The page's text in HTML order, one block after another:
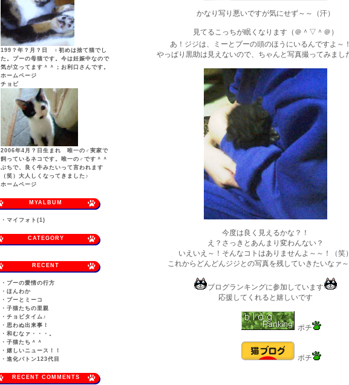
199？年？月？日 ♀初めは捨て猫でし
た。プーの母猫です。今は妊娠中なので
気が立ってます＾＾；お利口さんです。
ホームページ
チョビ
2006年4月？日生まれ 唯一の♂実家で
飼っているネコです。唯一の♂です＾＾
ぶちで、良く牛みたいって言われます
（笑）大人しくなってきました♪
ホームページ
MYALBUM
・ マイフォト(1)
CATEGORY
RECENT
・ プーの愛情の行方
・ ほんわか
・ プーとミーコ
・ 子猫たちの里親
・ チョビタイム♪
・ 思わぬ出来事！
・ 和むなァ・・・。
・ 子猫たち＾＾
・ 嬉しいニュース！！
・ 進化バトン123代目
RECENT COMMENTS
かなり写り悪いですが気にせず～～（汗）
見てるこっちが眠くなります（＠＾▽＾＠）
あ！ジジは、ミーとプーの頭のほうにいるんですよ～
やっぱり黒助は見えないので、ちゃんと写真撮ってみまし
今度は良く見えるかな？！
え？さっきとあんまり変わんない？
いえいえ～！そんなコトはありませんよ～～！（笑
これからどんどんジジとの写真を残していきたいなァ
ブログランキングに参加しています
応援してくれると嬉しいです
ポチ
ポチ